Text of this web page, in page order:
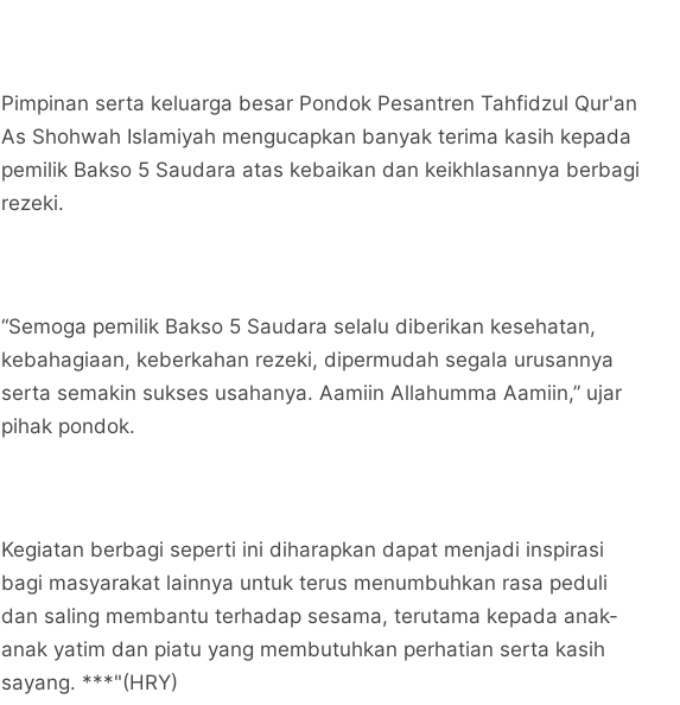
Sedekah Jumat Penuh Berkah, Bakso 5 Saudara
Santuni Anak Yatim Piatu Ponpes As Shohwah
Islamiyah
Potret Peristiwa
Pimpinan serta keluarga besar Pondok Pesantren Tahfidzul Qur'an
As Shohwah Islamiyah mengucapkan banyak terima kasih kepada
pemilik Bakso 5 Saudara atas kebaikan dan keikhlasannya berbagi
rezeki.
“Semoga pemilik Bakso 5 Saudara selalu diberikan kesehatan,
kebahagiaan, keberkahan rezeki, dipermudah segala urusannya
serta semakin sukses usahanya. Aamiin Allahumma Aamiin,” ujar
pihak pondok.
Kegiatan berbagi seperti ini diharapkan dapat menjadi inspirasi
bagi masyarakat lainnya untuk terus menumbuhkan rasa peduli
dan saling membantu terhadap sesama, terutama kepada anak-
anak yatim dan piatu yang membutuhkan perhatian serta kasih
sayang. ***"(HRY)
Sedekah Jumat Penuh Berkah, Bakso 5 Saudara
Santuni Anak Yatim Piatu Ponpes As Shohwah
Islamiyah
Potret Peristiwa